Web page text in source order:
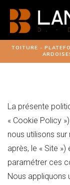
TOITURE -
La présente
« Cookie Policy
nous utilisons
après, le « Site
paramétrer ces
Nous appliquons